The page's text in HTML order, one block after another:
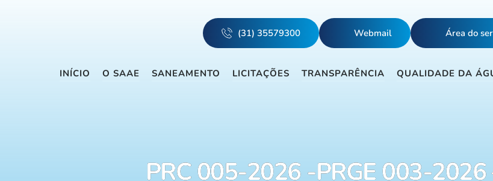
(31) 35579300 Webmail Área do
INÍCIO O SAAE SANEAMENTO LICITAÇÕES TRANSPARÊNCIA QUALIDADE DA
PRC 005-2026 -PRGE 003-